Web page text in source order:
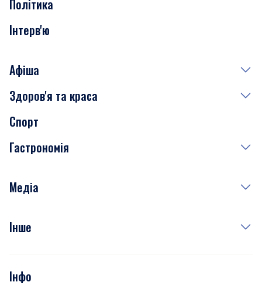
Політика
Інтерв'ю
Афіша
Сьогодні
Завтра
Субота
Здоров'я та краса
Медицина
Краса
Спорт
Гастрономія
Рецепти
Медіа
Фото
Подкасти
Інше
Тести
Інфо